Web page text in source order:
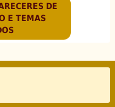
DE
E TEMAS